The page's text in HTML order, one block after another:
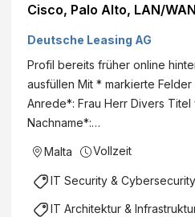
Cisco, Palo Alto, LAN/
Deutsche Leasing AG
Profil bereits früher online
ausfüllen Mit * markierte
Anrede*: Frau Herr Divers Titel
Nachname*:…
Malta Vollzeit
IT Security & Cybersecurity
IT Architektur &